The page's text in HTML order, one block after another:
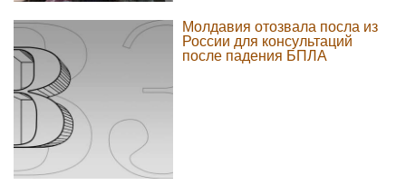
Молдавия отозвала посла из
России для консультаций
после падения БПЛА